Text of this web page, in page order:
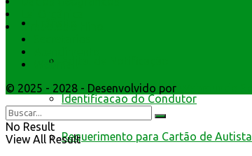
Identificacao do Condutor
Requerimento para Cartão de Autista
Símbolos e Hino
Webmail
© 2025 - 2028 - Desenvolvido por
No Result
View All Result